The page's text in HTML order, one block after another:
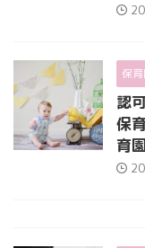
保育
認
保
育